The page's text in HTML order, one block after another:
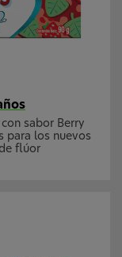
sabor Berry
para los nuevos
flúor